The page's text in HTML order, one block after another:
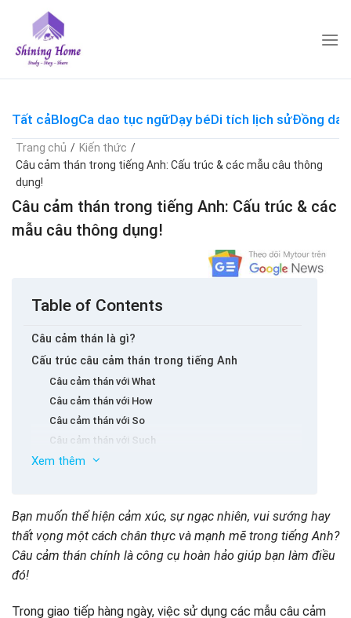
content
Tất cảBlogCa dao tục ngữDạy béDi tích lịch sửĐồng dao
Trang chủ / Kiến thức /
Câu cảm thán trong tiếng Anh: Cấu trúc & các mẫu câu thông
dụng!
Câu cảm thán trong tiếng Anh: Cấu trúc & các
mẫu câu thông dụng!
Table of Contents
Câu cảm thán là gì?
Cấu trúc câu cảm thán trong tiếng Anh
Câu cảm thán với What
Câu cảm thán với How
Câu cảm thán với So
Câu cảm thán với Such
Câu cảm thán ở dạng nghi vấn
Các câu cảm thán chung trong giao tiếp
Các câu cảm thán dùng để động viên
Các câu cảm thán thể hiện cảm xúc mạnh
Xem thêm
Bạn muốn thể hiện cảm xúc, sự ngạc nhiên, vui sướng hay
thất vọng một cách chân thực và mạnh mẽ trong tiếng Anh?
Câu cảm thán chính là công cụ hoàn hảo giúp bạn làm điều
đó!
Trong giao tiếp hàng ngày, việc sử dụng các mẫu câu cảm